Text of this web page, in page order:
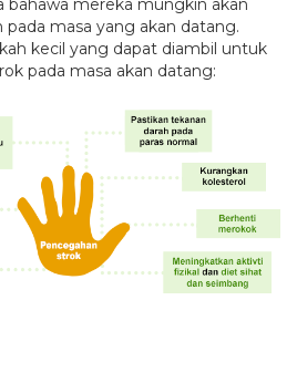
bahawa mereka mungkin akan
masa yang akan datang.
kecil yang dapat diambil untuk
pada masa akan datang: